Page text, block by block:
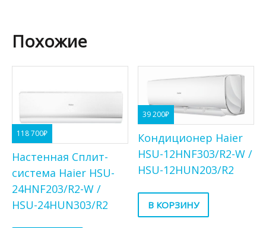
Похожие
118 700₽
Настенная Сплит-
система Haier HSU-
24HNF203/R2-W /
HSU-24HUN303/R2
39 200₽
Кондиционер Haier
HSU-12HNF303/R2-W /
HSU-12HUN203/R2
В КОРЗИНУ